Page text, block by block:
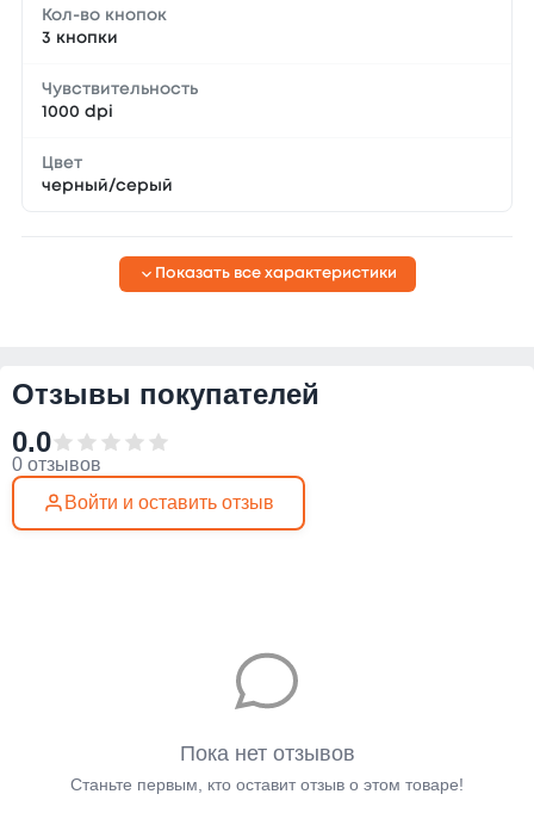
Кол-во кнопок
3 кнопки
Чувствительность
1000 dpi
Цвет
черный/серый
Показать все характеристики
Отзывы покупателей
0.0
0 отзывов
Войти и оставить отзыв
Пока нет отзывов
Станьте первым, кто оставит отзыв о этом товаре!